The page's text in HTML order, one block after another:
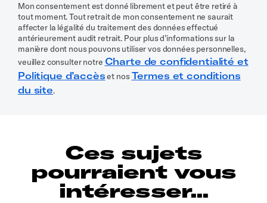
Mon consentement est donné librement et peut être retiré à
tout moment. Tout retrait de mon consentement ne saurait
affecter la légalité du traitement des données effectué
antérieurement audit retrait. Pour plus d’informations sur la
manière dont nous pouvons utiliser vos données personnelles,
veuillez consulter notre Charte de confidentialité et
Politique d’accèset nosTermes et conditions
du site.
Ces sujets
pourraient vous
intéresser...